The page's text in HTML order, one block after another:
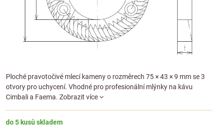
Ploché pravotočivé mlecí kameny o rozměrech 75 × 43 × 9 mm se 3
otvory pro uchycení. Vhodné pro profesionální mlýnky na kávu
Cimbali a Faema. Zobrazit více
do 5 kusů skladem